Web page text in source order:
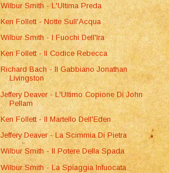
Wilbur Smith - L'Ultima Preda
Ken Follett - Notte Sull'Acqua
Wilbur Smith - I Fuochi Dell'Ira
Ken Follett - Il Codice Rebecca
Richard Bach - Il Gabbiano Jonathan
Livingston
Jeffery Deaver - L'Ultimo Copione Di John
Pellam
Ken Follett - Il Martello Dell'Eden
Jeffery Deaver - La Scimmia Di Pietra
Wilbur Smith - Il Potere Della Spada
Wilbur Smith - La Spiaggia Infuocata